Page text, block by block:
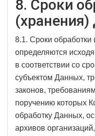
8. Сроки
8.1. Сроки
определяются
в соответствии со
субъектом Данных,
законов,
поручению которых
обработку Данных,
архивов